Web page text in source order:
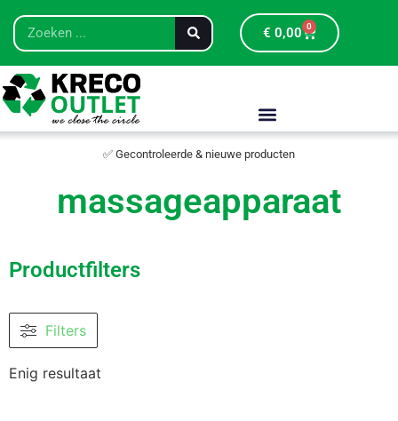
€ 0,00 0
✅ Gecontroleerde & nieuwe producten
massageapparaat
Productfilters
Filters
Enig resultaat